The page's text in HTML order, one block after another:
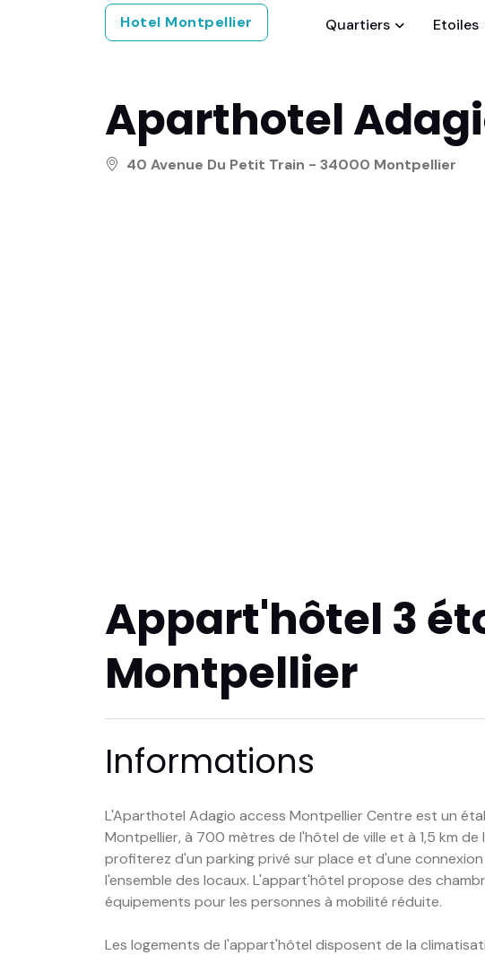
Hotel Montpellier Quartiers Etoiles
Aparthotel
40 Avenue Du Petit Train - 34000 Montpellier
Appart'hôtel 3
Montpellier
Informations
L'Aparthotel Adagio access Montpellier Centre est un
Montpellier, à 700 mètres de l'hôtel de ville et à 1,5 km de
profiterez d'un parking privé sur place et d'une
l'ensemble des locaux. L'appart'hôtel propose des
équipements pour les personnes à mobilité réduite.
Les logements de l'appart'hôtel disposent de la